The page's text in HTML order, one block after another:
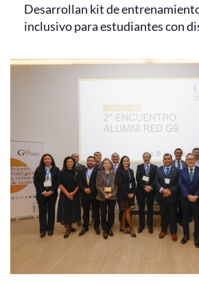
Desarrollan kit de
inclusivo para estudiantes con